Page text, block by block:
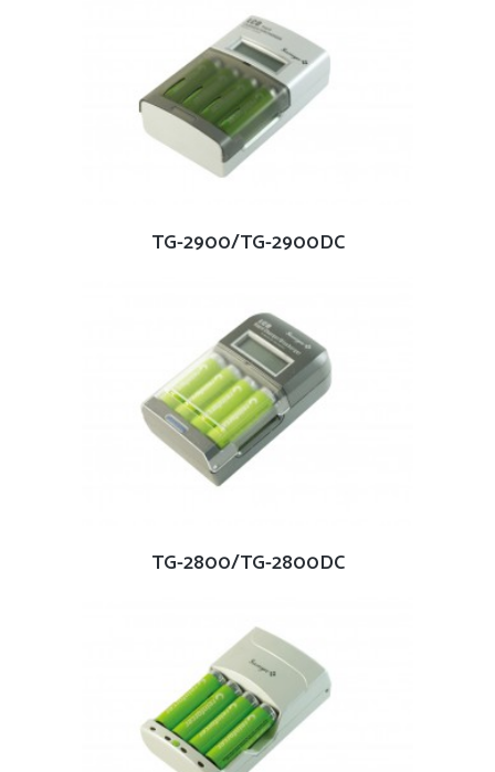
查看內容
TG-2900/TG-2900DC
查看內容
TG-2800/TG-2800DC